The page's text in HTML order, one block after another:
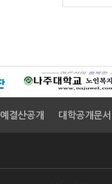
예결산공개 대학공개문서